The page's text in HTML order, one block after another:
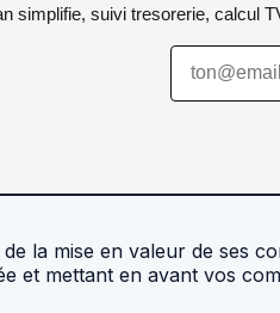
simplifie, suivi tresorerie, calcul
la mise en valeur de ses
et mettant en avant vos